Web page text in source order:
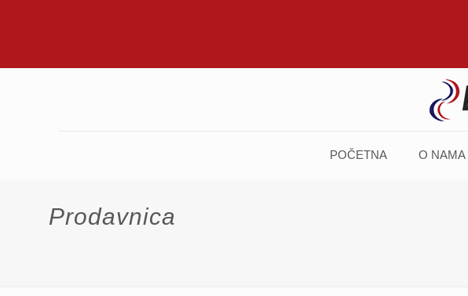
POČETNA O NAMA
Prodavnica